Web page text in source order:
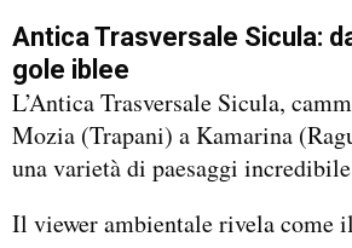
Antica Trasversale Sicula:
gole iblee
L’Antica Trasversale Sicula,
Mozia (Trapani) a Kamarina
una varietà di paesaggi
Il viewer ambientale rivela come